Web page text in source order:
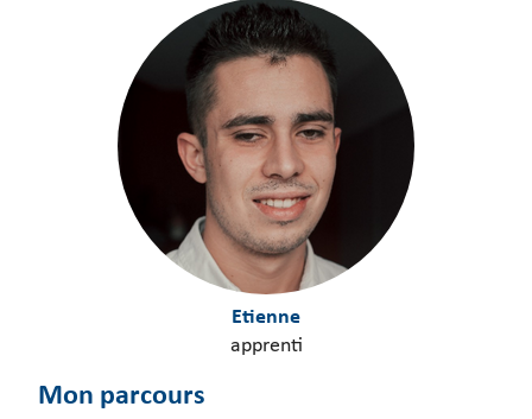
Etienne
apprenti
Mon parcours